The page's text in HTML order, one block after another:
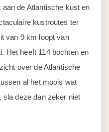
de Atlantische kust en
kustroutes ter
van 9 km loopt van
Het heeft 114 bochten en
over de Atlantische
al het moois wat
sla deze dan zeker niet